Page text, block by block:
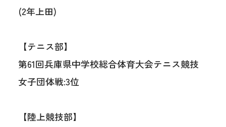
(2年上田)
【テニス部】
第61回兵庫県中学校総合体育大会テニス競技
女子団体戦:3位
【陸上競技部】